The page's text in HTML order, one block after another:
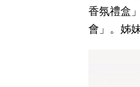
香氛禮盒
會」。姊